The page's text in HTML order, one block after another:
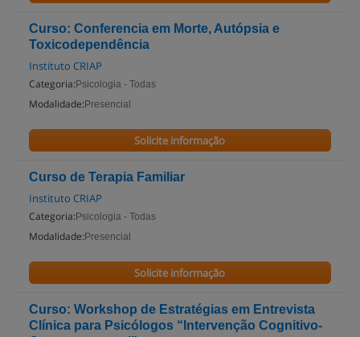
Curso: Conferencia em Morte, Autópsia e
Toxicodependência
Instituto CRIAP
Categoria: Psicologia - Todas
Modalidade: Presencial
Solicite informação
Curso de Terapia Familiar
Instituto CRIAP
Categoria: Psicologia - Todas
Modalidade: Presencial
Solicite informação
Curso: Workshop de Estratégias em Entrevista
Clínica para Psicólogos “Intervenção Cognitivo-